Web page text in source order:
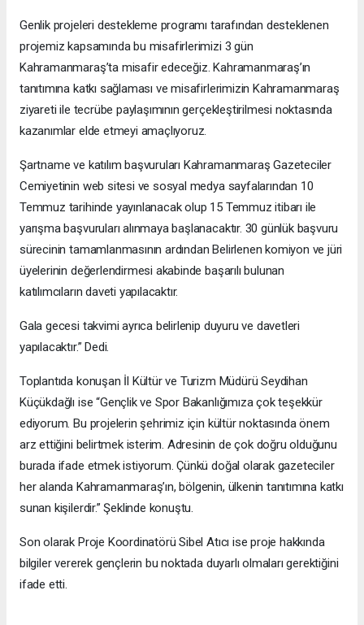
Genlik projeleri destekleme programı tarafından desteklenen
projemiz kapsamında bu misafirlerimizi 3 gün
Kahramanmaraş’ta misafir edeceğiz. Kahramanmaraş’ın
tanıtımına katkı sağlaması ve misafirlerimizin Kahramanmaraş
ziyareti ile tecrübe paylaşımının gerçekleştirilmesi noktasında
kazanımlar elde etmeyi amaçlıyoruz.
Şartname ve katılım başvuruları Kahramanmaraş Gazeteciler
Cemiyetinin web sitesi ve sosyal medya sayfalarından 10
Temmuz tarihinde yayınlanacak olup 15 Temmuz itibarı ile
yarışma başvuruları alınmaya başlanacaktır. 30 günlük başvuru
sürecinin tamamlanmasının ardından Belirlenen komiyon ve jüri
üyelerinin değerlendirmesi akabinde başarılı bulunan
katılımcıların daveti yapılacaktır.
Gala gecesi takvimi ayrıca belirlenip duyuru ve davetleri
yapılacaktır.” Dedi.
Toplantıda konuşan İl Kültür ve Turizm Müdürü Seydihan
Küçükdağlı ise “Gençlik ve Spor Bakanlığımıza çok teşekkür
ediyorum. Bu projelerin şehrimiz için kültür noktasında önem
arz ettiğini belirtmek isterim. Adresinin de çok doğru olduğunu
burada ifade etmek istiyorum. Çünkü doğal olarak gazeteciler
her alanda Kahramanmaraş’ın, bölgenin, ülkenin tanıtımına katkı
sunan kişilerdir.” Şeklinde konuştu.
Son olarak Proje Koordinatörü Sibel Atıcı ise proje hakkında
bilgiler vererek gençlerin bu noktada duyarlı olmaları gerektiğini
ifade etti.